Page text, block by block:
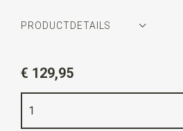
PRODUCTDETAILS
beige
Kwaliteit
elastische band
€ 129,95